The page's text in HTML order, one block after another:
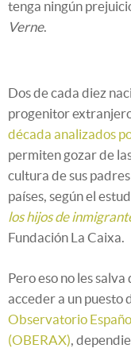
tenga ningún
Verne.
Dos de cada diez
progenitor
década analizados
permiten gozar de
cultura de sus
países, según el
los hijos de
Fundación La Caixa.
Pero eso no les
acceder a un puesto
Observatorio
(OBERAX),